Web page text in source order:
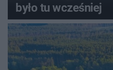
było tu wcześniej